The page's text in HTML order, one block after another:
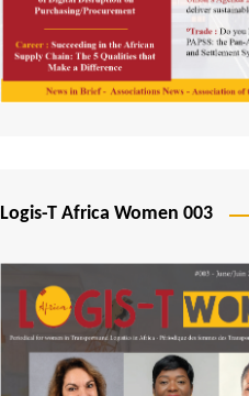
Logis-T Africa Women 003